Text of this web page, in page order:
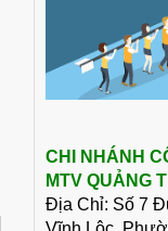
CHI NHÁNH
MTV QUẢNG
Địa Chỉ: Số 7